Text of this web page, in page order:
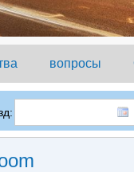
вопросы